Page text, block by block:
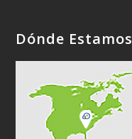
Dónde Estamos